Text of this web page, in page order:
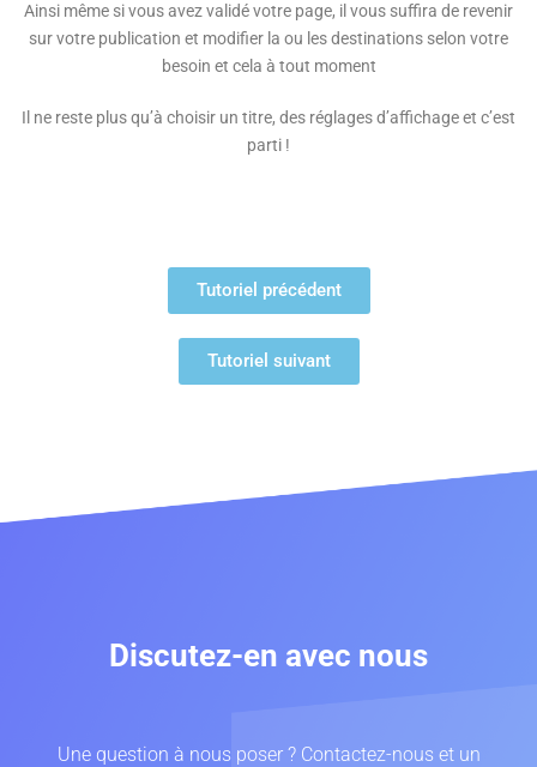
Ainsi même si vous avez validé votre page, il vous suffira de revenir
sur votre publication et modifier la ou les destinations selon votre
besoin et cela à tout moment
Il ne reste plus qu’à choisir un titre, des réglages d’affichage et c’est
parti !
Tutoriel précédent
Tutoriel suivant
Discutez-en avec nous
Une question à nous poser ? Contactez-nous et un